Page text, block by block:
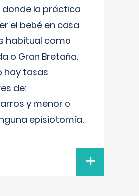
donde la práctica
el bebé en casa
habitual como
o Gran Bretaña.
hay tasas
de:
y menor o
episiotomía.
+